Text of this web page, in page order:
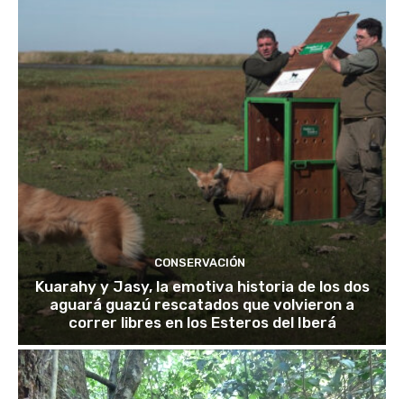
CONSERVACIÓN
Kuarahy y Jasy, la emotiva historia de los dos
aguará guazú rescatados que volvieron a
correr libres en los Esteros del Iberá